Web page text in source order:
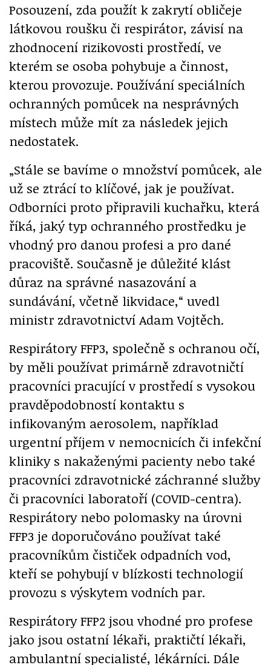
Posouzení, zda použít k zakrytí obličeje
látkovou roušku či respirátor, závisí na
zhodnocení rizikovosti prostředí, ve
kterém se osoba pohybuje a činnost,
kterou provozuje. Používání speciálních
ochranných pomůcek na nesprávných
místech může mít za následek jejich
nedostatek.
„Stále se bavíme o množství pomůcek, ale
už se ztrácí to klíčové, jak je používat.
Odborníci proto připravili kuchařku, která
říká, jaký typ ochranného prostředku je
vhodný pro danou profesi a pro dané
pracoviště. Současně je důležité klást
důraz na správné nasazování a
sundávání, včetně likvidace,“ uvedl
ministr zdravotnictví Adam Vojtěch.
Respirátory FFP3, společně s ochranou očí,
by měli používat primárně zdravotničtí
pracovníci pracující v prostředí s vysokou
pravděpodobností kontaktu s
infikovaným aerosolem, například
urgentní příjem v nemocnicích či infekční
kliniky s nakaženými pacienty nebo také
pracovníci zdravotnické záchranné služby
či pracovníci laboratoří (COVID-centra).
Respirátory nebo polomasky na úrovni
FFP3 je doporučováno používat také
pracovníkům čističek odpadních vod,
kteří se pohybují v blízkosti technologií
provozu s výskytem vodních par.
Respirátory FFP2 jsou vhodné pro profese
jako jsou ostatní lékaři, praktičtí lékaři,
ambulantní specialisté, lékárníci. Dále